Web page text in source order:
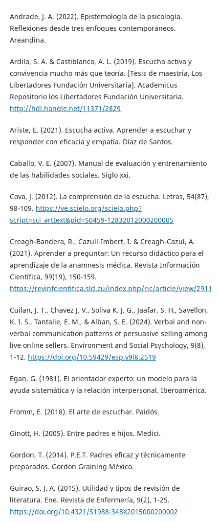
Andrade, J. A. (2022). Epistemología de la psicología.
Reflexiones desde tres enfoques contemporáneos.
Areandina.
Ardila, S. A. & Castiblanco, A. L. (2019). Escucha activa y
convivencia mucho más que teoría. [Tesis de maestría, Los
Libertadores Fundación Universitaria]. Academicus
Repositorio los Libertadores Fundación Universitaria.
http://hdl.handle.net/11371/2829
Ariste, E. (2021). Escucha activa. Aprender a escuchar y
responder con eficacia y empatía. Díaz de Santos.
Caballo, V. E. (2007). Manual de evaluación y entrenamiento
de las habilidades sociales. Siglo xxi.
Cova, J. (2012). La comprensión de la escucha. Letras, 54(87),
98-109. https://ve.scielo.org/scielo.php?
script=sci_arttext&pid=S0459-12832012000200005
Creagh-Bandera, R., Cazull-Imbert, I. & Creagh-Cazul, A.
(2021). Aprender a preguntar: Un recurso didáctico para el
aprendizaje de la anamnesis médica. Revista Información
Científica, 99(19), 150-159.
https://revinfcientifica.sld.cu/index.php/ric/article/view/2911
Cuilan, J. T., Chavez J. V., Soliva K. J. G., Jaafar, S. H., Savellon,
K. I. S., Tantalie, E. M., & Alban, S. E. (2024). Verbal and non-
verbal communication patterns of persuasive selling among
live online sellers. Environment and Social Psychology, 9(8),
1-12. https://doi.org/10.59429/esp.v9i8.2519
Egan, G. (1981). El orientador experto: un modelo para la
ayuda sistemática y la relación interpersonal. Iberoamérica.
Fromm, E. (2018). El arte de escuchar. Paidós.
Ginott, H. (2005). Entre padres e hijos. Medici.
Gordon, T. (2014). P.E.T. Padres eficaz y técnicamente
preparados. Gordon Graining México.
Guirao, S. J. A. (2015). Utilidad y tipos de revisión de
literatura. Ene. Revista de Enfermería, 9(2), 1-25.
https://doi.org/10.4321/S1988-348X2015000200002